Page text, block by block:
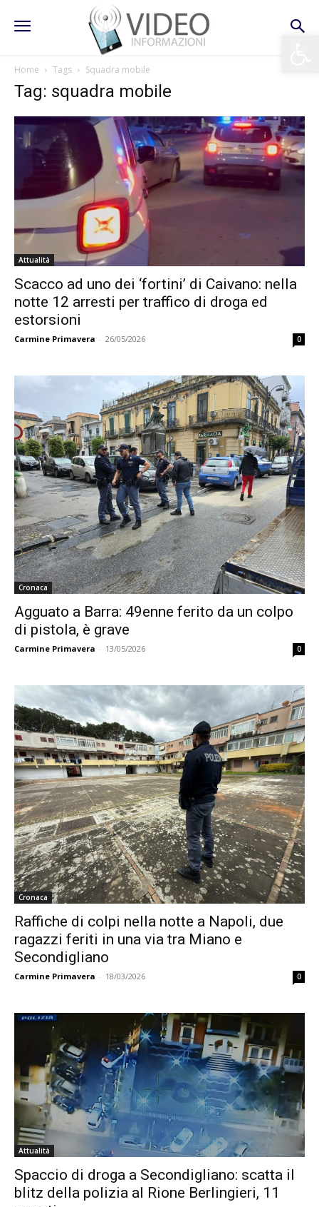
Home Tags Squadra mobile
Tag: squadra mobile
Attualità
Scacco ad uno dei ‘fortini’ di Caivano: nella
notte 12 arresti per traffico di droga ed
estorsioni
Carmine Primavera - 26/05/2026 0
Cronaca
Agguato a Barra: 49enne ferito da un colpo
di pistola, è grave
Carmine Primavera - 13/05/2026 0
Cronaca
Raffiche di colpi nella notte a Napoli, due
ragazzi feriti in una via tra Miano e
Secondigliano
Carmine Primavera - 18/03/2026 0
Attualità
Spaccio di droga a Secondigliano: scatta il
blitz della polizia al Rione Berlingieri, 11